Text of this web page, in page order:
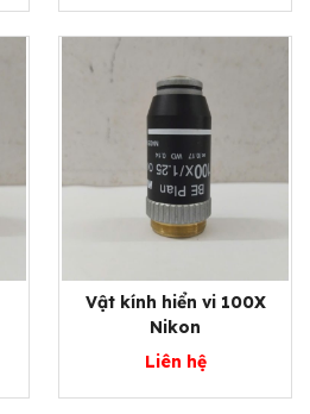
Vật kính hiển vi 100X
Nikon
Liên hệ